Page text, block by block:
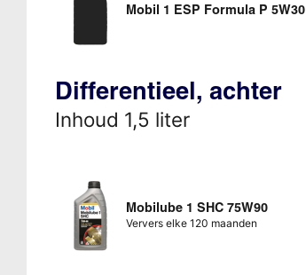
Mobil 1 ESP Formula P 5W30
Differentieel, achter
Inhoud 1,5 liter
Mobilube 1 SHC 75W90
Ververs elke 120 maanden